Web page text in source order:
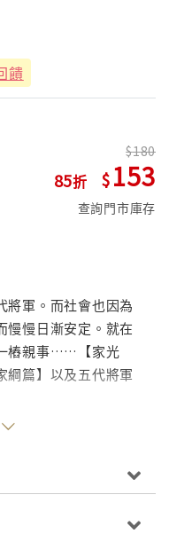
饋
85
180
153
查詢門市庫存
將軍。而社會也因為
慢慢日漸安定。就在
樁親事……【家光
綱篇】以及五代將軍